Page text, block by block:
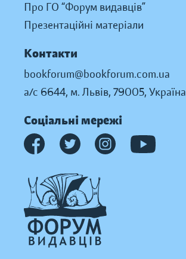
Про ГО “Форум видавців”
Презентаційні матеріали
Контакти
bookforum@bookforum.com.ua
а/с 6644, м. Львів, 79005, Україна
Соціальні мережі